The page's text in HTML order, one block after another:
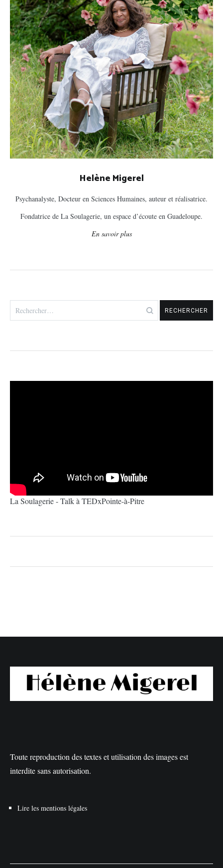
Helène Migerel
Psychanalyste, Docteur en Sciences Humaines, auteur et réalisatrice.
Fondatrice de La Soulagerie, un espace d’écoute en Guadeloupe.
En savoir plus
La Soulagerie - Talk à TEDxPointe-à-Pitre
Toute reproduction des textes et utilisation des images est
interdite sans autorisation.
Lire les mentions légales